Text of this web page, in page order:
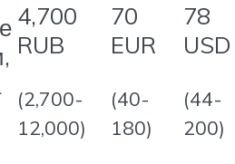
4,700
RUB
(2,700-
12,000)
70
EUR
(40-
180)
78
USD
(44-
200)